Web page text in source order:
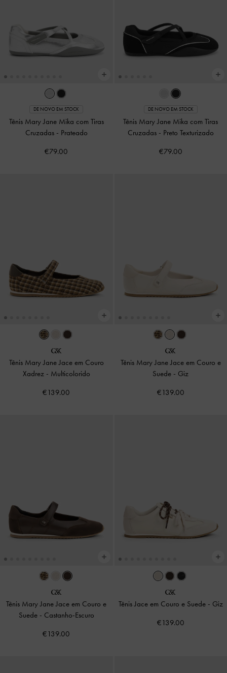
DE NOVO EM STOCK
Tênis Mary Jane Mika com Tiras
Cruzadas - Prateado
€79.00
DE NOVO EM STOCK
Tênis Mary Jane Mika com Tiras
Cruzadas - Preto Texturizado
€79.00
Tênis Mary Jane Jace em Couro
Xadrez - Multicolorido
€139.00
Tênis Mary Jane Jace em Couro e
Suede - Giz
€139.00
Tênis Mary Jane Jace em Couro e
Suede - Castanho-Escuro
€139.00
Tênis Jace em Couro e Suede - Giz
€139.00